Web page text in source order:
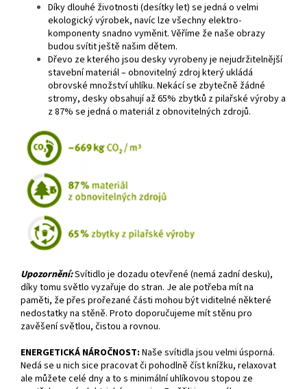
Díky dlouhé životnosti (desítky let) se jedná o velmi
ekologický výrobek, navíc lze všechny elektro-
komponenty snadno vyměnit. Věříme že naše obrazy
budou svítit ještě našim dětem.
Dřevo ze kterého jsou desky vyrobeny je nejudržitelnější
stavební materiál – obnovitelný zdroj který ukládá
obrovské množství uhlíku. Nekácí se zbytečně žádné
stromy, desky obsahují až 65% zbytků z pilařské výroby a
z 87% se jedná o materiál z obnovitelných zdrojů.
Upozornění:Svítidlo je dozadu otevřené (nemá zadní desku),
díky tomu světlo vyzařuje do stran. Je ale potřeba mít na
paměti, že přes prořezané části mohou být viditelné některé
nedostatky na stěně. Proto doporučujeme mít stěnu pro
zavěšení světlou, čistou a rovnou.
ENERGETICKÁ NÁROČNOST: Naše svítidla jsou velmi úsporná.
Nedá se u nich sice pracovat či pohodlně číst knížku, relaxovat
ale můžete celé dny a to s minimální uhlíkovou stopou ze